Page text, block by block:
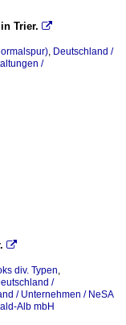
Trier. 
, Deutschland /
/

div. Typen,
/
/ Unternehmen / NeSA
Alb mbH